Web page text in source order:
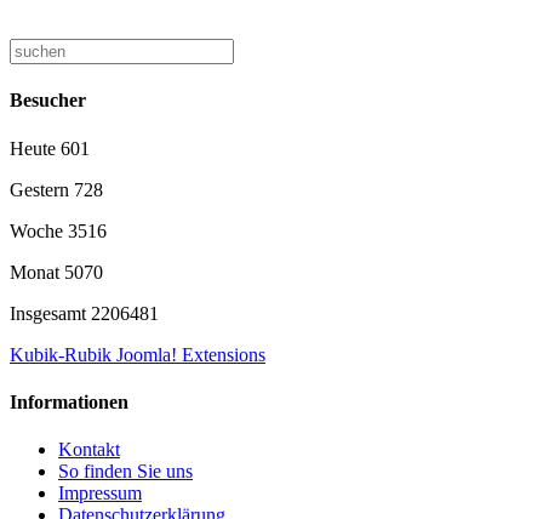
Besucher
Heute 601
Gestern 728
Woche 3516
Monat 5070
Insgesamt 2206481
Kubik-Rubik Joomla! Extensions
Informationen
Kontakt
So finden Sie uns
Impressum